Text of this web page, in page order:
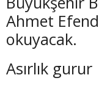
Ahmet
okuyacak.
Asırlık gurur